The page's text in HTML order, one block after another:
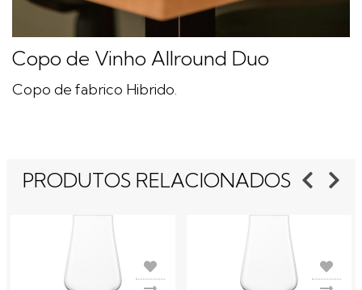
Copo de Vinho Allround Duo
Copo de fabrico Hibrido.
PRODUTOS RELACIONADOS